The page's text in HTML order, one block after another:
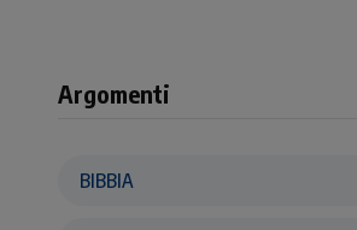
Argomenti
BIBBIA